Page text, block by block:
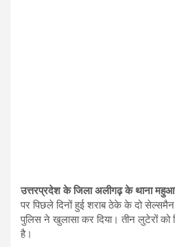
उत्तरप्रदेश के जिला अलीगढ़ के थाना
पर पिछले दिनों हुई शराब ठेके के दो
पुलिस ने खुलासा कर दिया। तीन लुटेरों को
है।